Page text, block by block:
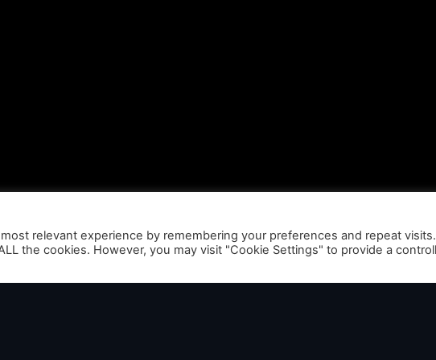
relevant experience by remembering your preferences and repeat
the cookies. However, you may visit "Cookie Settings" to provide a